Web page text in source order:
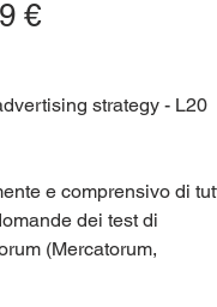
€Prezzo
strategy - L20
e comprensivo di
dei test di
(Mercatorum,